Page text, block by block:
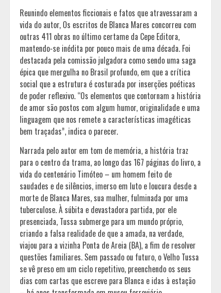
Reunindo elementos ficcionais e fatos que atravessaram a
vida do autor, Os escritos de Blanca Mares concorreu com
outras 411 obras no último certame da Cepe Editora,
mantendo-se inédita por pouco mais de uma década. Foi
destacada pela comissão julgadora como sendo uma saga
épica que mergulha no Brasil profundo, em que a crítica
social que a estrutura é costurada por inserções poéticas
de poder reflexivo. “Os elementos que contornam a história
de amor são postos com algum humor, originalidade e uma
linguagem que nos remete a características imagéticas
bem traçadas”, indica o parecer.
Narrada pelo autor em tom de memória, a história traz
para o centro da trama, ao longo das 167 páginas do livro, a
vida do centenário Timóteo – um homem feito de
saudades e de silêncios, imerso em luto e loucura desde a
morte de Blanca Mares, sua mulher, fulminada por uma
tuberculose. À súbita e devastadora partida, por ele
presenciada, Tussa submerge para um mundo próprio,
criando a falsa realidade de que a amada, na verdade,
viajou para a vizinha Ponta de Areia (BA), a fim de resolver
questões familiares. Sem passado ou futuro, o Velho Tussa
se vê preso em um ciclo repetitivo, preenchendo os seus
dias com cartas que escreve para Blanca e idas à estação